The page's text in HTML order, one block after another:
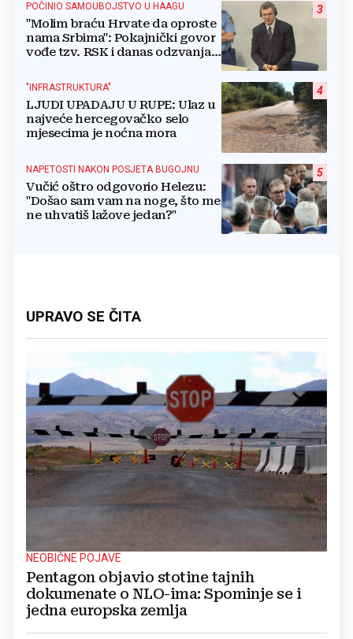
3
POČINIO SAMOUBOJSTVO U HAAGU
"Molim braću Hrvate da oproste
nama Srbima": Pokajnički govor
vođe tzv. RSK i danas odzvanja
4
"INFRASTRUKTURA"
LJUDI UPADAJU U RUPE: Ulaz u
najveće hercegovačko selo
mjesecima je noćna mora
5
NAPETOSTI NAKON POSJETA BUGOJNU
Vučić oštro odgovorio Helezu:
"Došao sam vam na noge, što me
ne uhvatiš lažove jedan?"
UPRAVO SE ČITA
NEOBIČNE POJAVE
Pentagon objavio stotine tajnih
dokumenate o NLO-ima: Spominje se i
jedna europska zemlja